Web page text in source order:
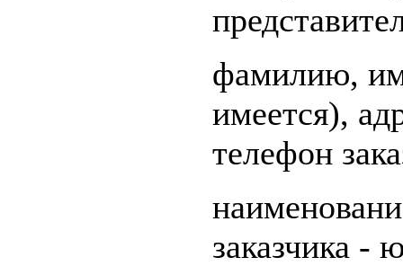
фамилию,
имеется),
телефон
заказчика -